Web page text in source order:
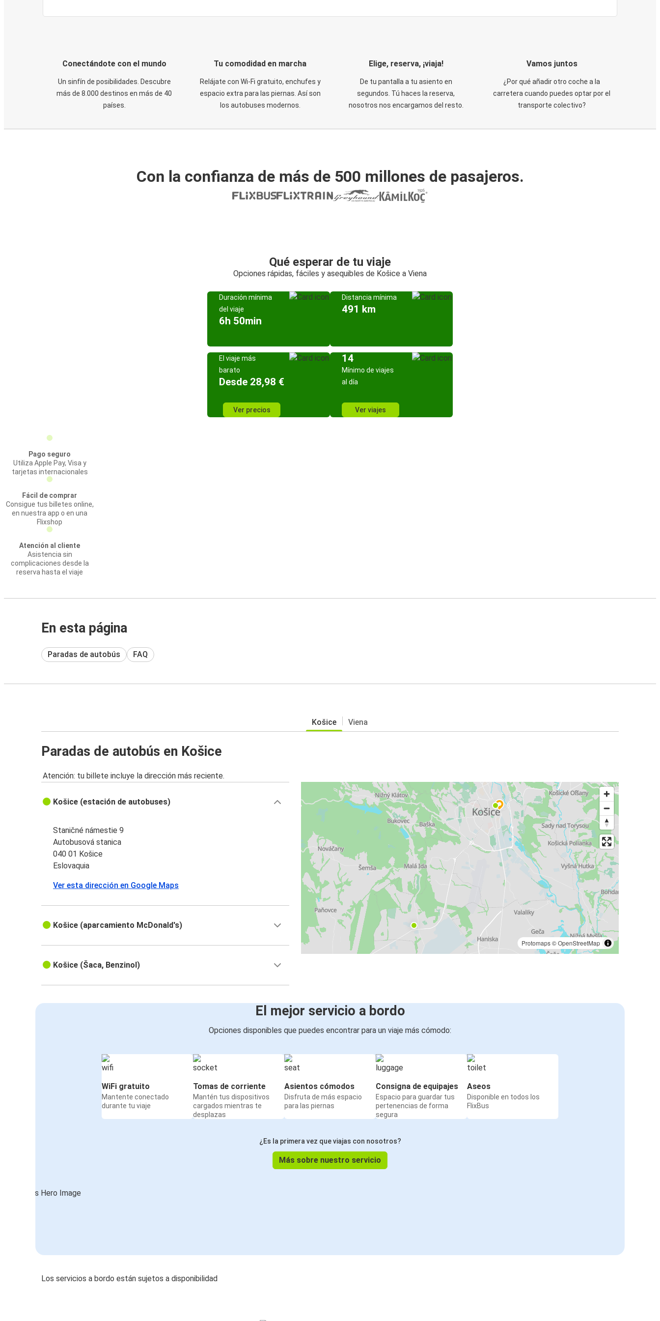
Conectándote con el mundo
Un sinfín de posibilidades. Descubre
más de 8.000 destinos en más de 40
países.
Tu comodidad en marcha
Relájate con Wi-Fi gratuito, enchufes y
espacio extra para las piernas. Así son
los autobuses modernos.
Elige, reserva, ¡viaja!
De tu pantalla a tu asiento en
segundos. Tú haces la reserva,
nosotros nos encargamos del resto.
Vamos juntos
¿Por qué añadir otro coche a la
carretera cuando puedes optar por el
transporte colectivo?
Con la confianza de más de 500 millones de pasajeros.
Qué esperar de tu viaje
Opciones rápidas, fáciles y asequibles de Košice a Viena
Duración mínima
del viaje
6h 50min
Distancia mínima
491 km
El viaje más
barato
Desde 28,98 €
Ver precios
14
Mínimo de viajes
al día
Ver viajes
Pago seguro
Utiliza Apple Pay, Visa y
tarjetas internacionales
Fácil de comprar
Consigue tus billetes online,
en nuestra app o en una
Flixshop
Atención al cliente
Asistencia sin
complicaciones desde la
reserva hasta el viaje
En esta página
Paradas de autobús FAQ
Košice Viena
Paradas de autobús en Košice
Atención: tu billete incluye la dirección más reciente.
Protomaps©OpenStreetMap
Košice (estación de autobuses)
Staničné námestie 9
Autobusová stanica
040 01 Košice
Eslovaquia
Ver esta dirección en Google Maps
Košice (aparcamiento McDonald's)
Košice (Šaca, Benzinol)
El mejor servicio a bordo
Opciones disponibles que puedes encontrar para un viaje más cómodo:
WiFi gratuito
Mantente conectado
durante tu viaje
Tomas de corriente
Mantén tus dispositivos
cargados mientras te
desplazas
Asientos cómodos
Disfruta de más espacio
para las piernas
Consigna de equipajes
Espacio para guardar tus
pertenencias de forma
segura
Aseos
Disponible en todos los
FlixBus
¿Es la primera vez que viajas con nosotros?
Más sobre nuestro servicio
Los servicios a bordo están sujetos a disponibilidad